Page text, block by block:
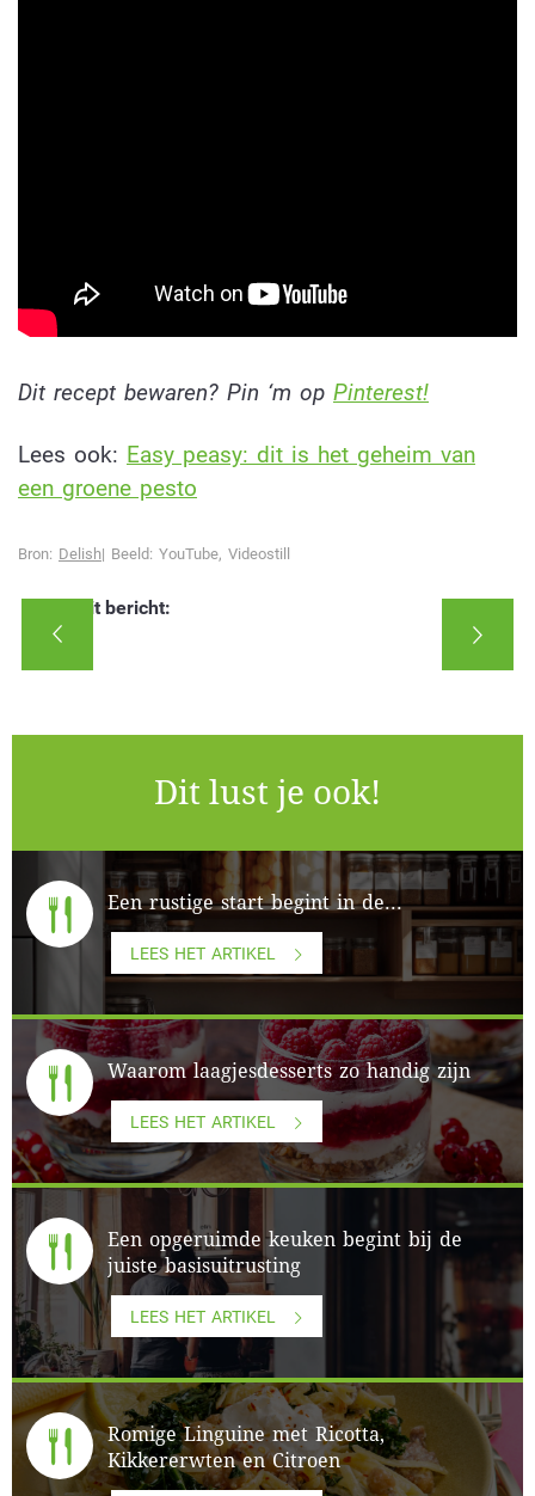
Dit recept bewaren? Pin ‘m op Pinterest!
Lees ook: Easy peasy: dit is het geheim van
een groene pesto
Bron: Delish| Beeld: YouTube, Videostill
Deel dit bericht:
Dit lust je ook!
Een rustige start begint in de...
LEES HET ARTIKEL
Waarom laagjesdesserts zo handig zijn
LEES HET ARTIKEL
Een opgeruimde keuken begint bij de
juiste basisuitrusting
LEES HET ARTIKEL
Romige Linguine met Ricotta,
Kikkererwten en Citroen